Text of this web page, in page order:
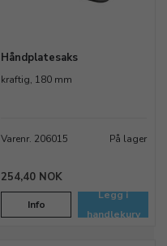
Håndplatesaks
kraftig, 180 mm
Varenr. 206015 På lager
254,40 NOK
Info
Legg i
handlekurv